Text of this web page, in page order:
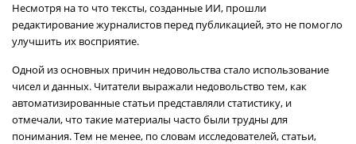
Несмотря на то что тексты, созданные ИИ, прошли
редактирование журналистов перед публикацией, это не помогло
улучшить их восприятие.
Одной из основных причин недовольства стало использование
чисел и данных. Читатели выражали недовольство тем, как
автоматизированные статьи представляли статистику, и
отмечали, что такие материалы часто были трудны для
понимания. Тем не менее, по словам исследователей, статьи,